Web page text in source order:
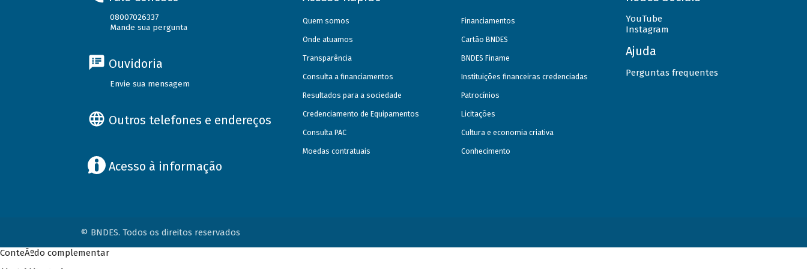
08007026337
Mande sua pergunta
Ouvidoria
Envie sua mensagem
Outros telefones e endereços
Acesso à informação
Quem somos
Onde atuamos
Transparência
Consulta a financiamentos
Resultados para a sociedade
Credenciamento de Equipamentos
Consulta PAC
Moedas contratuais
Financiamentos
Cartão BNDES
BNDES Finame
Instituições financeiras credenciadas
Patrocínios
Licitações
Cultura e economia criativa
Conhecimento
YouTube
Instagram
Ajuda
Perguntas frequentes
© BNDES. Todos os direitos reservados
ConteÃºdo complementar